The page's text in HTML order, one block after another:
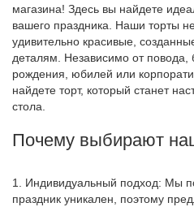
магазина! Здесь вы найдете
вашего праздника. Наши торты
удивительно красивые,
деталям. Независимо от повода,
рождения, юбилей или
найдете торт, который станет
стола.
Почему выбирают
1. Индивидуальный подход: Мы
праздник уникален, поэтому